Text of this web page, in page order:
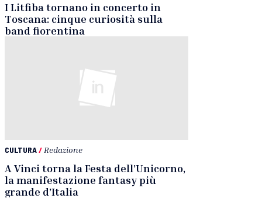
I Litfiba tornano in concerto in
Toscana: cinque curiosità sulla
band fiorentina
CULTURA/ Redazione
A Vinci torna la Festa dell’Unicorno,
la manifestazione fantasy più
grande d’Italia